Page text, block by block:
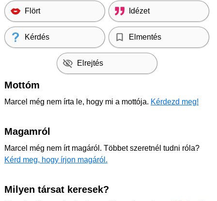
Flört Idézet
Kérdés Elmentés
Elrejtés
Mottóm
Marcel még nem írta le, hogy mi a mottója. Kérdezd meg!
Magamról
Marcel még nem írt magáról. Többet szeretnél tudni róla?
Kérd meg, hogy írjon magáról.
Milyen társat keresek?